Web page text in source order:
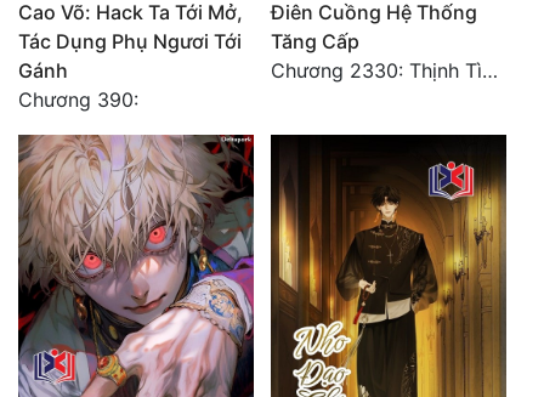
Cao Võ: Hack Ta Tới Mở,
Tác Dụng Phụ Ngươi Tới
Gánh
Chương 390:
Điên Cuồng Hệ Thống
Tăng Cấp
Chương 2330: Thịnh Tình Mời Chào